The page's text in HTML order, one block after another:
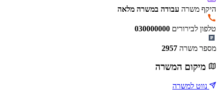
היקף משרה עבודה במשרה מלאה
טלפון לבירורים 030000000
מספר משרה 2957
מיקום המשרה
נווט למשרה